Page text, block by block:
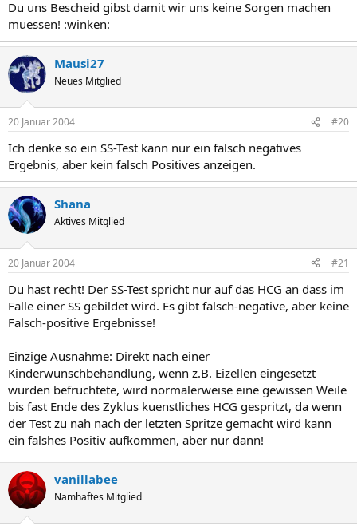
Du uns Bescheid gibst damit wir uns keine Sorgen machen
muessen! :winken:
Mausi27
Neues Mitglied
20 Januar 2004 #20
Ich denke so ein SS-Test kann nur ein falsch negatives
Ergebnis, aber kein falsch Positives anzeigen.
Shana
Aktives Mitglied
20 Januar 2004 #21
Du hast recht! Der SS-Test spricht nur auf das HCG an dass im
Falle einer SS gebildet wird. Es gibt falsch-negative, aber keine
Falsch-positive Ergebnisse!
Einzige Ausnahme: Direkt nach einer
Kinderwunschbehandlung, wenn z.B. Eizellen eingesetzt
wurden befruchtete, wird normalerweise eine gewissen Weile
bis fast Ende des Zyklus kuenstliches HCG gespritzt, da wenn
der Test zu nah nach der letzten Spritze gemacht wird kann
ein falshes Positiv aufkommen, aber nur dann!
vanillabee
Namhaftes Mitglied